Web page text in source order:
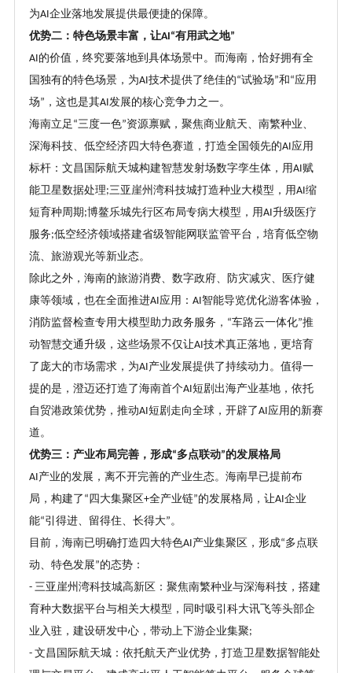
为AI企业落地发展提供最便捷的保障。
优势二：特色场景丰富，让AI“有用武之地”
AI的价值，终究要落地到具体场景中。而海南，恰好拥有全
国独有的特色场景，为AI技术提供了绝佳的“试验场”和 “应用
场” ，这也是其AI发展的核心竞争力之一。
海南立足 “三度一色”资源禀赋，聚焦商业航天、南繁种业、
深海科技、低空经济四大特色赛道，打造全国领先的AI应用
标杆：文昌国际航天城构建智慧发射场数字孪生体，用AI赋
能卫星数据处理;三亚崖州湾科技城打造种业大模型，用AI缩
短育种周期 ;博鳌乐城先行区布局专病大模型，用AI升级医疗
服务;低空经济领域搭建省级智能网联监管平台，培育低空物
流、旅游观光等新业态。
除此之外，海南的旅游消费、数字政府、防灾减灾、医疗健
康等领域，也在全面推进AI应用： AI智能导览优化游客体验，
消防监督检查专用大模型助力政务服务， “车路云一体化”推
动智慧交通升级，这些场景不仅让AI技术真正落地，更培育
了庞大的市场需求，为AI产业发展提供了持续动力。值得一
提的是，澄迈还打造了海南首个AI短剧出海产业基地，依托
自贸港政策优势，推动AI短剧走向全球，开辟了AI应用的新赛
道。
优势三：产业布局完善，形成“多点联动”的发展格局
AI产业的发展，离不开完善的产业生态。海南早已提前布
局，构建了 “ 四大集聚区+全产业链”的发展格局，让AI企业
能“引得进、留得住、长得大”。
目前，海南已明确打造四大特色AI产业集聚区，形成“多点联
动、特色发展”的态势：
- 三亚崖州湾科技城高新区：聚焦南繁种业与深海科技，搭建
育种大数据平台与相关大模型，同时吸引科大讯飞等头部企
业入驻，建设研发中心，带动上下游企业集聚;
- 文昌国际航天城：依托航天产业优势，打造卫星数据智能处